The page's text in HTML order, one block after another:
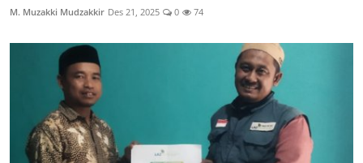
M. Muzakki Mudzakkir Des 21, 2025 0 74